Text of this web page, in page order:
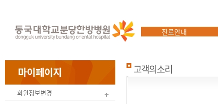
진료안내
마이페이지
회원정보변경
고객의소리